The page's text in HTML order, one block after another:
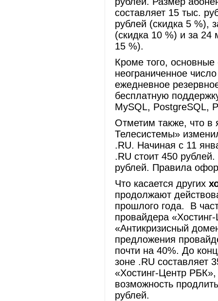
составляет 15 тыс.
рублей (скидка 5 %),
(скидка 10 %) и за 24
15 %).
Кроме того,
неограниченное
ежедневное
бесплатную
MySQL, PostgreSQL,
Отметим также, что в
Телесистемы»
.RU. Начиная с 11
.RU стоит 450
рублей. Правила
Что касается других
продолжают
прошлого года. В
провайдера
«Антикризисный
предложения
почти на 40%. До
зоне .RU составляет
«Хостинг-Центр
возможность
рублей.